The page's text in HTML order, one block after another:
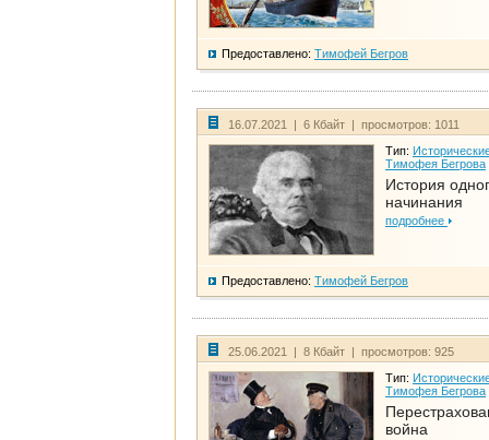
Предоставлено: Тимофей Бегров
16.07.2021 | 6 Кбайт | просмотров: 1011
Тип:
Тимофея Бегрова
История
начинания
подробнее
Предоставлено: Тимофей Бегров
25.06.2021 | 8 Кбайт | просмотров: 925
Тип:
Тимофея Бегрова
война